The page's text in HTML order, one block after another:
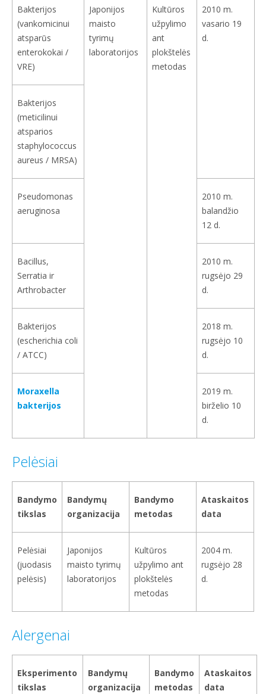
Bakterijos
(vankomicinui
atsparūs
enterokokai /
VRE)
Japonijos
maisto
tyrimų
laboratorijos
Kultūros
užpylimo
ant
plokštelės
metodas
2010 m.
vasario 19
d.
Bakterijos
(meticilinui
atsparios
staphylococcus
aureus / MRSA)
Pseudomonas
aeruginosa
2010 m.
balandžio
12 d.
Bacillus,
Serratia ir
Arthrobacter
2010 m.
rugsėjo 29
d.
Bakterijos
(escherichia coli
/ ATCC)
2018 m.
rugsėjo 10
d.
Moraxella
bakterijos
2019 m.
birželio 10
d.
Pelėsiai
Bandymo
tikslas
Bandymų
organizacija
Bandymo
metodas
Ataskaitos
data
Pelėsiai
(juodasis
pelėsis)
Japonijos
maisto tyrimų
laboratorijos
Kultūros
užpylimo ant
plokštelės
metodas
2004 m.
rugsėjo 28
d.
Alergenai
Eksperimento
tikslas
Bandymų
organizacija
Bandymo
metodas
Ataskaitos
data